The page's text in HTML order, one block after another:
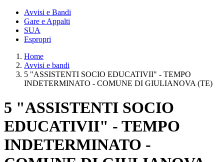
Avvisi e Bandi
Gare e Appalti
SUA
Espropri
Home
Avvisi e bandi
5 "ASSISTENTI SOCIO EDUCATIVII" - TEMPO
INDETERMINATO - COMUNE DI GIULIANOVA (TE)
5 "ASSISTENTI SOCIO
EDUCATIVII" - TEMPO
INDETERMINATO -